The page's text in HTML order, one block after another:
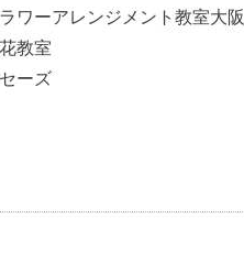
ワーアレンジメント教室大阪
教室
ーズ